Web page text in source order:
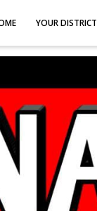
YOUR DISTRICT